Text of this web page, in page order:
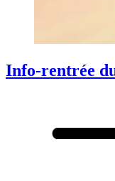
Info-rentrée